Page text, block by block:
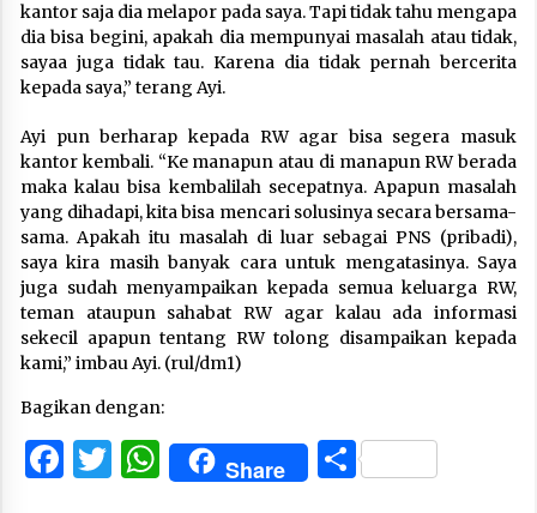
kantor saja dia melapor pada saya. Tapi tidak tahu mengapa
dia bisa begini, apakah dia mempunyai masalah atau tidak,
sayaa juga tidak tau. Karena dia tidak pernah bercerita
kepada saya,” terang Ayi.
Ayi pun berharap kepada RW agar bisa segera masuk
kantor kembali. “Ke manapun atau di manapun RW berada
maka kalau bisa kembalilah secepatnya. Apapun masalah
yang dihadapi, kita bisa mencari solusinya secara bersama-
sama. Apakah itu masalah di luar sebagai PNS (pribadi),
saya kira masih banyak cara untuk mengatasinya. Saya
juga sudah menyampaikan kepada semua keluarga RW,
teman ataupun sahabat RW agar kalau ada informasi
sekecil apapun tentang RW tolong disampaikan kepada
kami,” imbau Ayi. (rul/dm1)
Bagikan dengan:
Facebook
Twitter
WhatsApp
Share Share